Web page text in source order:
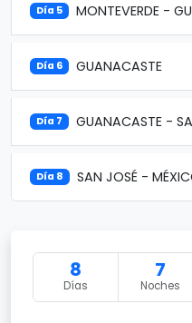
Día 5 MONTEVERDE -
Día 6 GUANACASTE
Día 7 GUANACASTE -
Día 8 SAN JOSÉ -
8
Días
7
Noches